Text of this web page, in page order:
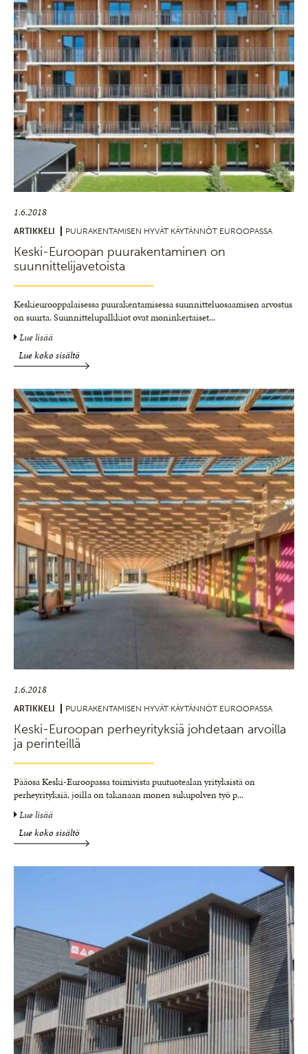
1.6.2018
ARTIKKELI PUURAKENTAMISEN HYVÄT KÄYTÄNNÖT EUROOPASSA
Keski-Euroopan puurakentaminen on
suunnittelijavetoista
Keskieurooppalaisessa puurakentamisessa suunnitteluosaamisen arvostus
on suurta. Suunnittelupalkkiot ovat moninkertaiset...
Lue lisää
Lue koko sisältö
1.6.2018
ARTIKKELI PUURAKENTAMISEN HYVÄT KÄYTÄNNÖT EUROOPASSA
Keski-Euroopan perheyrityksiä johdetaan arvoilla
ja perinteillä
Pääosa Keski-Euroopassa toimivista puutuotealan yrityksistä on
perheyrityksiä, joilla on takanaan monen sukupolven työ p...
Lue lisää
Lue koko sisältö